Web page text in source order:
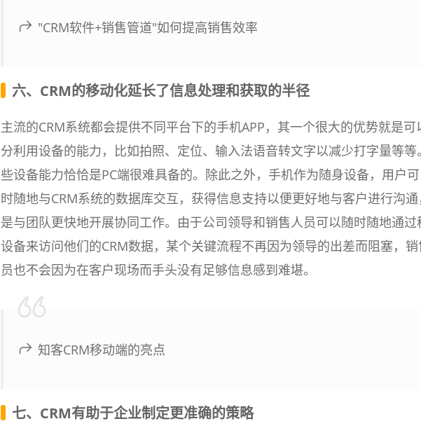
"CRM软件+销售管道"如何提高销售效率
六、CRM的移动化延长了信息处理和获取的半径
主流的CRM系统都会提供不同平台下的手机APP，其一个很大的优势就是可
分利用设备的能力，比如拍照、定位、输入法语音转文字以减少打字量等等
些设备能力恰恰是PC端很难具备的。除此之外，手机作为随身设备，用户
时随地与CRM系统的数据库交互，获得信息支持以便更好地与客户进行沟
是与团队更快地开展协同工作。由于公司领导和销售人员可以随时随地通过
设备来访问他们的CRM数据，某个关键流程不再因为领导的出差而阻塞，销
员也不会因为在客户现场而手头没有足够信息感到难堪。
知客CRM移动端的亮点
七、CRM有助于企业制定更准确的策略